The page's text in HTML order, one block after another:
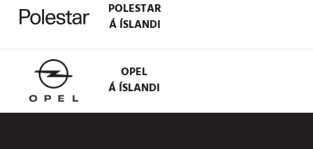
POLESTAR
Á ÍSLANDI
OPEL
Á ÍSLANDI